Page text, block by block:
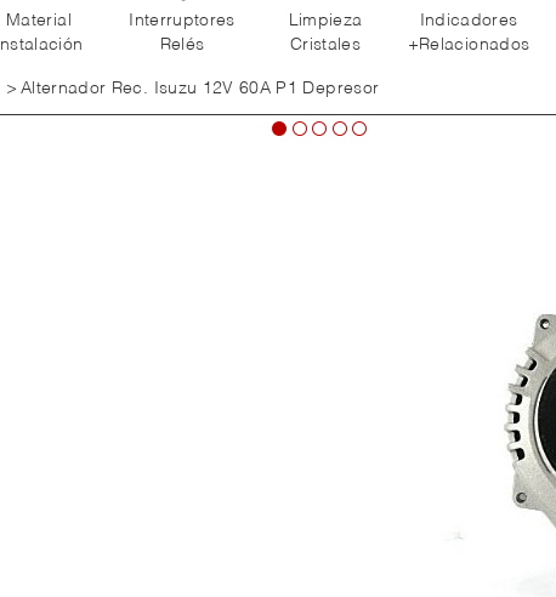
Material
Instalación
Interruptores
Relés
Limpieza
Cristales
Indicadores
+Relacionados
> Alternador Rec. Isuzu 12V 60A P1 Depresor